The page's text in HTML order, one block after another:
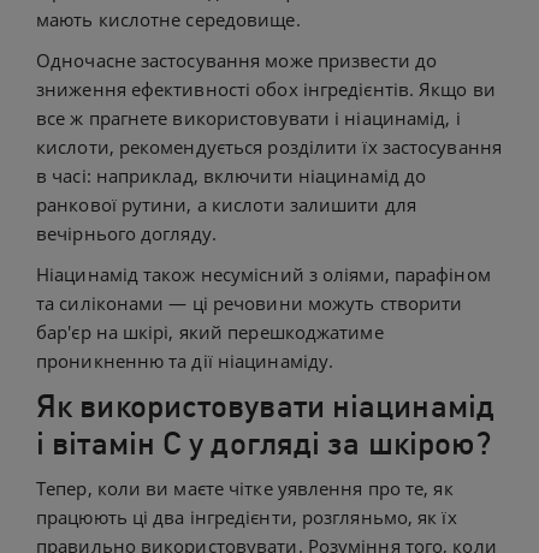
мають кислотне середовище.
Одночасне застосування може призвести до
зниження ефективності обох інгредієнтів. Якщо ви
все ж прагнете використовувати і ніацинамід, і
кислоти, рекомендується розділити їх застосування
в часі: наприклад, включити ніацинамід до
ранкової рутини, а кислоти залишити для
вечірнього догляду.
Ніацинамід також несумісний з оліями, парафіном
та силіконами — ці речовини можуть створити
бар'єр на шкірі, який перешкоджатиме
проникненню та дії ніацинаміду.
Як використовувати ніацинамід
і вітамін С у догляді за шкірою?
Тепер, коли ви маєте чітке уявлення про те, як
працюють ці два інгредієнти, розгляньмо, як їх
правильно використовувати. Розуміння того, коли